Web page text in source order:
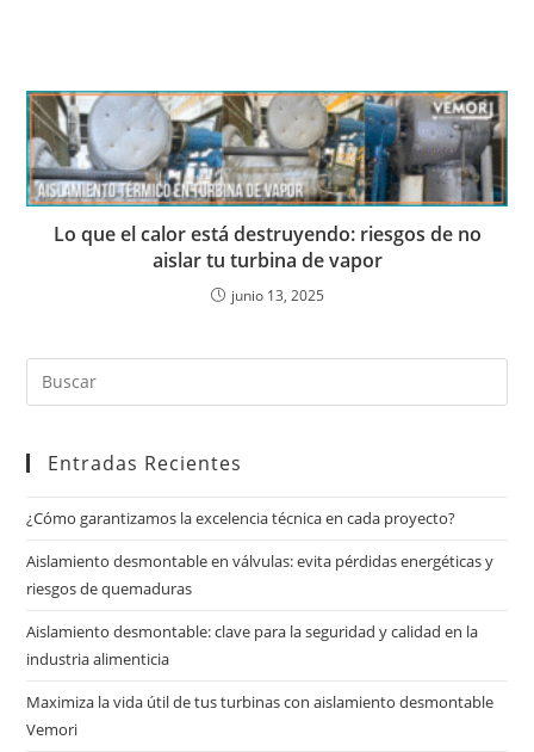
Lo que el calor está destruyendo: riesgos de no
aislar tu turbina de vapor
junio 13, 2025
Entradas Recientes
¿Cómo garantizamos la excelencia técnica en cada proyecto?
Aislamiento desmontable en válvulas: evita pérdidas energéticas y
riesgos de quemaduras
Aislamiento desmontable: clave para la seguridad y calidad en la
industria alimenticia
Maximiza la vida útil de tus turbinas con aislamiento desmontable
Vemori